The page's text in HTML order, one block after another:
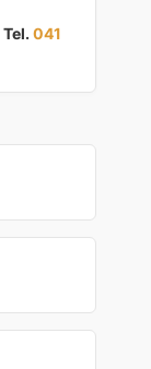
Tel. 041